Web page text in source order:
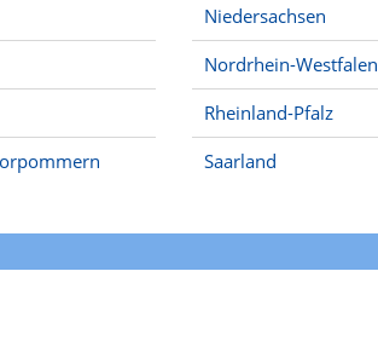
Niedersachsen
Nordrhein-Westfalen
Rheinland-Pfalz
Saarland